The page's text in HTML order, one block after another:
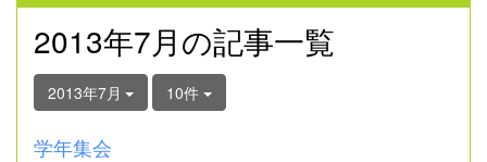
2013年7月の記事一覧
2013年7月 10件
学年集会